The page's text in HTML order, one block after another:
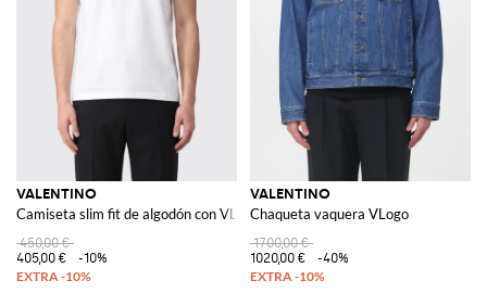
VALENTINO
Camiseta slim fit de algodón con VLogo Signature
450,00 €
405,00 €
-10%
VALENTINO
Chaqueta vaquera VLogo
1700,00 €
1020,00 €
-40%